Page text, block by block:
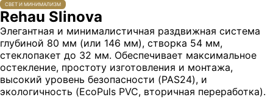
СВЕТ И МИНИМАЛИЗМ
Rehau Slinova
Элегантная и минималистичная раздвижная система
глубиной 80 мм (или 146 мм), створка 54 мм,
стеклопакет до 32 мм. Обеспечивает максимальное
остекление, простоту изготовления и монтажа,
высокий уровень безопасности (PAS24), и
экологичность (EcoPuls PVC, вторичная переработка).